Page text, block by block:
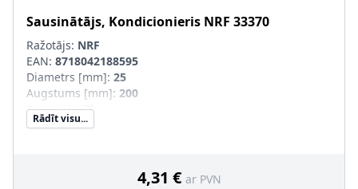
Sausinātājs, Kondicionieris NRF 33370
Ražotājs: NRF
EAN: 8718042188595
Diametrs [mm]: 25
Augstums [mm]: 200
Materiāls:Plastmasa
Konteinera tips
Rādīt visu...
4,31 € ar PVN